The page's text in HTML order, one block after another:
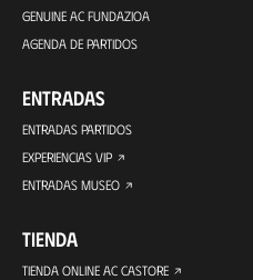
GENUINE AC FUNDAZIOA
AGENDA DE PARTIDOS
ENTRADAS
ENTRADAS PARTIDOS
EXPERIENCIAS VIP
ENTRADAS MUSEO
TIENDA
TIENDA ONLINE AC CASTORE